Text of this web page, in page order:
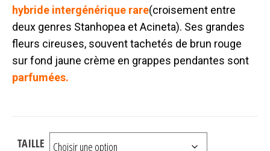
hybride intergénérique rare(croisement entre
deux genres Stanhopea et Acineta). Ses grandes
fleurs cireuses, souvent tachetés de brun rouge
sur fond jaune crème en grappes pendantes sont
parfumées.
TAILLE